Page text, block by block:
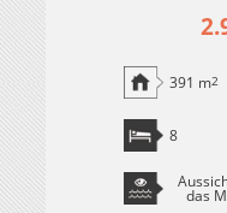
391 m2
8
das